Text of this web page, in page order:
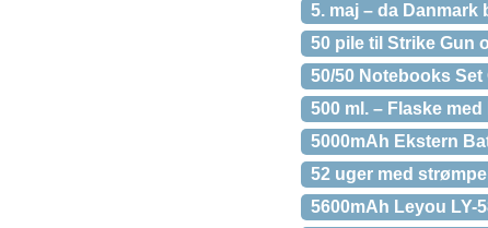
5. maj – da Danmark
50 pile til Strike Gun
50/50 Notebooks Set
500 ml. – Flaske med
5000mAh Ekstern
52 uger med
5600mAh Leyou LY-